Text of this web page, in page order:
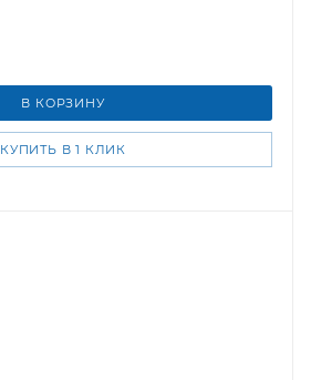
В КОРЗИНУ
КУПИТЬ В 1 КЛИК